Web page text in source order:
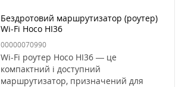
Бездротовий маршрутизатор (роутер)
Wi-Fi Hoco HI36
00000070990
Wi-Fi роутер Hoco HI36 — це
компактний і доступний
маршрутизатор, призначений для